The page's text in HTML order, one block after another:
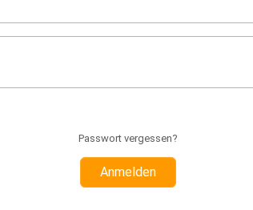
Passwort vergessen?
Anmelden